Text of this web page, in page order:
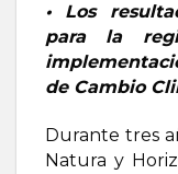
• Los
para la
de Cambio
Durante tres
Natura y